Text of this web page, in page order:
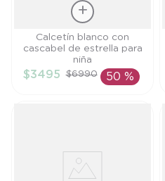
Talla
AÑADIR AL
Calcetín blanco con
cascabel de estrella para
niña
$3495 $6990 50 %